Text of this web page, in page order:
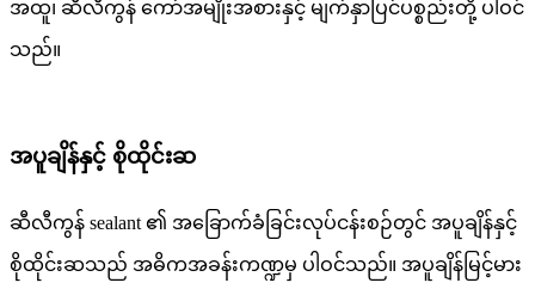
အထူ၊ ဆီလီကွန် ကော်အမျိုးအစားနှင့် မျက်နှာပြင်ပစ္စည်းတို့ ပါဝင်
သည်။
အပူချိန်နှင့် စိုထိုင်းဆ
ဆီလီကွန် sealant ၏ အခြောက်ခံခြင်းလုပ်ငန်းစဉ်တွင် အပူချိန်နှင့်
စိုထိုင်းဆသည် အဓိကအခန်းကဏ္ဍမှ ပါဝင်သည်။ အပူချိန်မြင့်မား